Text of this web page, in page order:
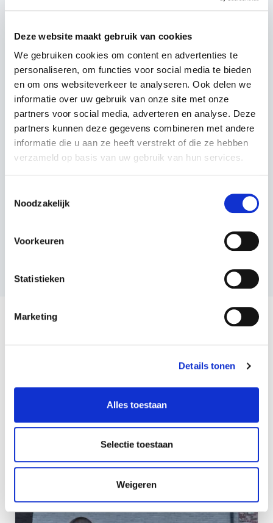
Deze website maakt gebruik van cookies
We gebruiken cookies om content en advertenties te
personaliseren, om functies voor social media te bieden
en om ons websiteverkeer te analyseren. Ook delen we
informatie over uw gebruik van onze site met onze
partners voor social media, adverteren en analyse. Deze
partners kunnen deze gegevens combineren met andere
informatie die u aan ze heeft verstrekt of die ze hebben
verzameld op basis van uw gebruik van hun services.
Noodzakelijk
Voorkeuren
Statistieken
Marketing
Details tonen
Alles toestaan
Selectie toestaan
Weigeren
Bij het invullen van dit formulier gebruiken we je gegevens
enkel om gevolg te geven aan je vraag of opmerking. Bekijk
Meer inspiratie